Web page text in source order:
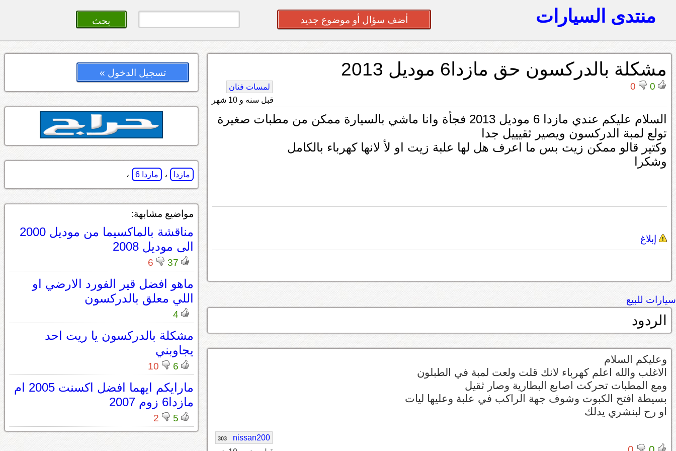
منتدى السيارات أضف سؤال أو موضوع جديد
مشكلة بالدركسون حق مازدا6 موديل 2013
0
0
لمسات فنان
قبل سنه و 10 شهر
السلام عليكم عندي مازدا 6 موديل 2013 فجأة وانا ماشي بالسيارة ممكن من مطبات صغيرة
تولع لمبة الدركسون ويصير ثقيييل جدا
وكتير قالو ممكن زيت بس ما اعرف هل لها علبة زيت او لأ لانها كهرباء بالكامل
وشكرا
إبلاغ
سيارات للبيع
الردود
وعليكم السلام
الاغلب والله اعلم كهرباء لانك قلت ولعت لمبة في الطبلون
ومع المطبات تحركت اصابع البطارية وصار ثقيل
بسيطة افتح الكبوت وشوف جهة الراكب في علبة وعليها ليات
او رح لبنشري يدلك
nissan200
303
تسجيل الدخول »
مازدا ، مازدا 6 ،
مواضيع مشابهة:
مناقشة بالماكسيما من موديل 2000
الى موديل 2008
37
6
ماهو افضل قير الفورد الارضي او
اللي معلق بالدركسون
4
مشكلة بالدركسون يا ريت احد
يجاوبني
6
10
مارايكم ايهما افضل اكسنت 2005 ام
مازدا6 زوم 2007
5
2